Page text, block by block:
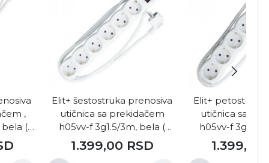
,
bela (
Elit+ šestostruka prenosiva
utičnica sa prekidačem
h05vv-f 3g1.5/3m, bela (
EL2730 )
1.399,00 RSD
Elit+ petostruka
utičnica sa
h05vv-f 3g1.5/
EL2530
1.399,00